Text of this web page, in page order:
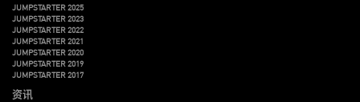
JUMPSTARTER 2025
JUMPSTARTER 2023
JUMPSTARTER 2022
JUMPSTARTER 2021
JUMPSTARTER 2020
JUMPSTARTER 2019
JUMPSTARTER 2017
资讯